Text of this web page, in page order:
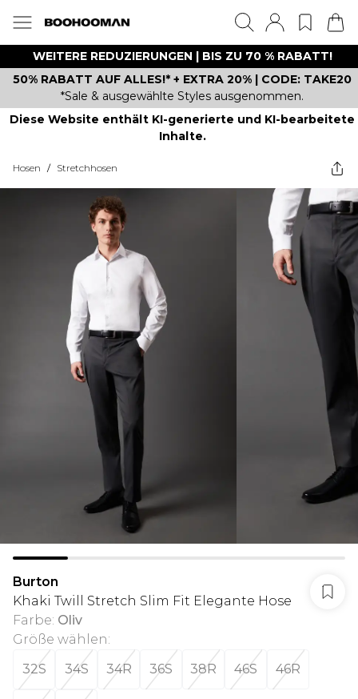
WEITERE REDUZIERUNGEN | BIS ZU 70 % RABATT!
50% RABATT AUF ALLES!* + EXTRA 20% | CODE: TAKE20
*Sale & ausgewählte Styles ausgenommen.
Diese Website enthält KI-generierte und KI-bearbeitete
Inhalte.
Hosen / Stretchhosen
Burton
Khaki Twill Stretch Slim Fit Elegante Hose
Farbe: Oliv
Größe wählen:
32S
34S 34R 36S 38R 46S 46R